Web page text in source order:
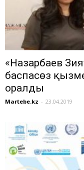
«Назарбаев
баспасөз
оралды
Martebe.kz - 23.04.2019